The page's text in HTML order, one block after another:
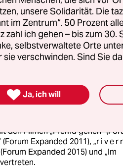
für die Programmgestaltung im
Bis 2000 leitete sie die
den Filmen „Fremd gehen“
Expanded 2011), „r i v e r r
Expanded 2015) und „Im
unsere Solidarität. Die
im Zentrum“. 50 Prozent
zahl ich gehen – bis zum
selbstverwaltete Orte
sie verschwinden. Sind Sie
 Ja, ich will